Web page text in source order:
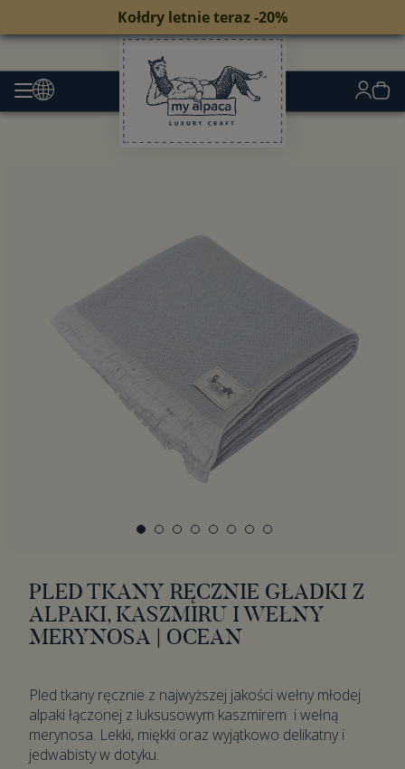
Kołdry letnie teraz -20%
PLED TKANY RĘCZNIE GŁADKI Z
ALPAKI, KASZMIRU I WEŁNY
MERYNOSA | OCEAN
Pled tkany ręcznie z najwyższej jakości wełny młodej
alpaki łączonej z luksusowym kaszmirem i wełną
merynosa. Lekki, miękki oraz wyjątkowo delikatny i
jedwabisty w dotyku.